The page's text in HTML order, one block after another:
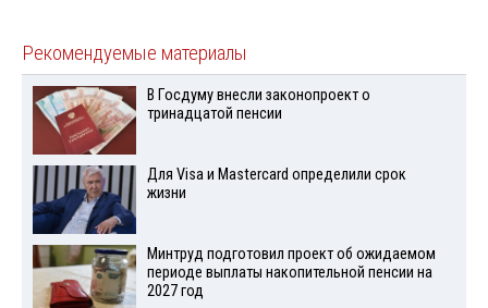
Рекомендуемые материалы
В Госдуму внесли законопроект о
тринадцатой пенсии
Для Visа и Mastercard определили срок
жизни
Минтруд подготовил проект об ожидаемом
периоде выплаты накопительной пенсии на
2027 год